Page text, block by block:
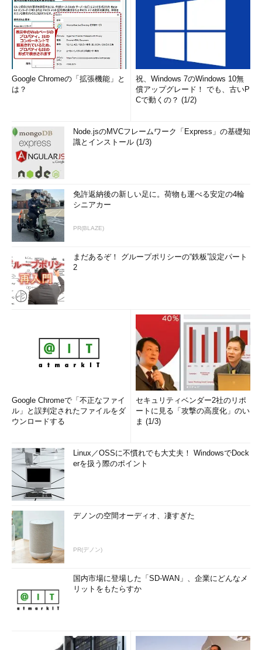
Google Chromeの「拡張機能」と
は？
祝、Windows 7のWindows 10無
償アップグレード！ でも、古いP
Cで動くの？ (1/2)
Node.jsのMVCフレームワーク「Express」の基礎知
識とインストール (1/3)
免許返納後の新しい足に。荷物も運べる安定の4輪
シニアカー
PR(BLAZE)
まだあるぞ！ グループポリシーの“鉄板”設定パート
2
Google Chromeで「不正なファイ
ル」と誤判定されたファイルをダ
ウンロードする
セキュリティベンダー2社のリポ
ートに見る「攻撃の高度化」のい
ま (1/3)
Linux／OSSに不慣れでも大丈夫！ WindowsでDock
erを扱う際のポイント
デノンの空間オーディオ、凄すぎた
PR(デノン)
国内市場に登場した「SD-WAN」、企業にどんなメ
リットをもたらすか